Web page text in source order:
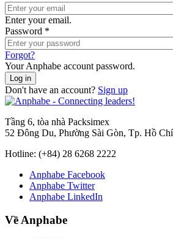
Enter your email.
Password *
Forgot?
Your Anphabe account password.
Don't have an account? Sign up
Tầng 6, tòa nhà Packsimex
52 Đông Du, Phường Sài Gòn, Tp. Hồ
Hotline: (+84) 28 6268 2222
Anphabe Facebook
Anphabe Twitter
Anphabe LinkedIn
Về Anphabe